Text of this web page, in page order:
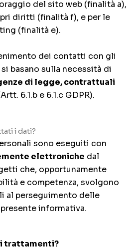
del sito web (finalità a),
diritti (finalità f), e per le
(finalità e).
dei contatti con gli
basano sulla necessità di
di legge, contrattuali
6.1.b e 6.1.c GDPR).
i dati?
sono eseguiti con
elettroniche dal
che, opportunamente
e competenza, svolgono
al perseguimento delle
informativa.
i trattamenti?